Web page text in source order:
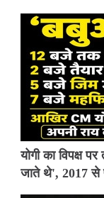
योगी का विपक्ष
जाते थे', 2017 से